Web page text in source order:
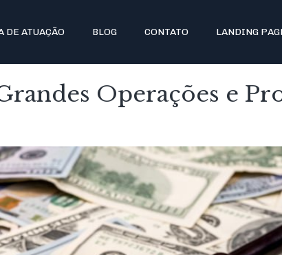
DE ATUAÇÃO BLOG CONTATO LANDING
Operações e